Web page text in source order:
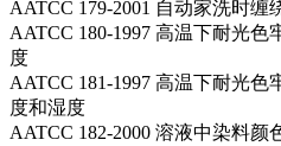
AATCC 179-2001 自动家洗时缠
AATCC 180-1997 高温下耐光
度
AATCC 181-1997 高温下耐光
度和湿度
AATCC 182-2000 溶液中染料颜